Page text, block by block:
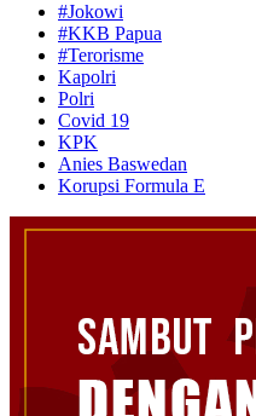
#Jokowi
#KKB Papua
#Terorisme
Kapolri
Polri
Covid 19
KPK
Anies Baswedan
Korupsi Formula E